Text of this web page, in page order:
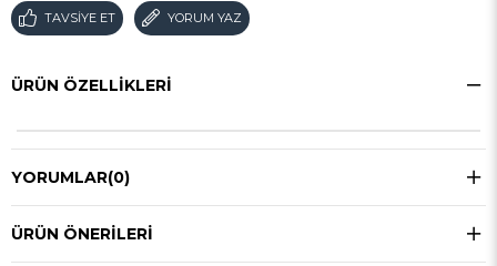
TAVSIYE ET YORUM YAZ
ÜRÜN ÖZELLIKLERI
YORUMLAR(0)
ÜRÜN ÖNERILERI